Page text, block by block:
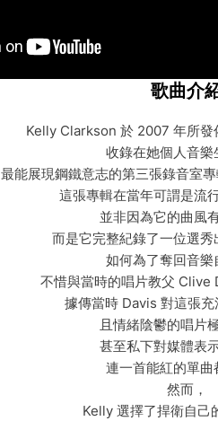
歌曲介
Kelly Clarkson 於 2007 年所發
收錄在她個人音樂
最能展現鋼鐵意志的第三張錄音室
這張專輯在當年可謂是流
並非因為它的曲風
而是它完整紀錄了一位選秀
如何為了奪回音樂
不惜與當時的唱片教父 Clive
據傳當時 Davis 對這張
且情緒陰鬱的唱片
甚至私下對媒體表
連一首能紅的單曲
然而，
Kelly 選擇了捍衛自己